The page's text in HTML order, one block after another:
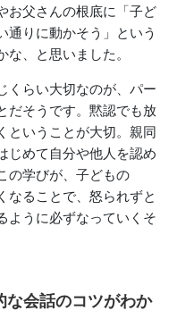
お父さんの根底に「子ど
通りに動かそう」という
、と思いました。
くらい大切なのが、パー
だそうです。黙認でも放
ということが大切。親同
じめて自分や他人を認め
の学びが、子どもの
なることで、怒られずと
ように必ずなっていくそ
な会話のコツがわか